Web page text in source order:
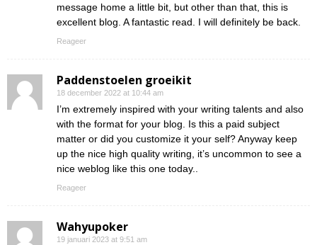
message home a little bit, but other than that, this is
excellent blog. A fantastic read. I will definitely be back.
Reageer
Paddenstoelen groeikit
18 december 2022 at 10:44 am
I’m extremely inspired with your writing talents and also
with the format for your blog. Is this a paid subject
matter or did you customize it your self? Anyway keep
up the nice high quality writing, it’s uncommon to see a
nice weblog like this one today..
Reageer
Wahyupoker
19 januari 2023 at 9:51 am